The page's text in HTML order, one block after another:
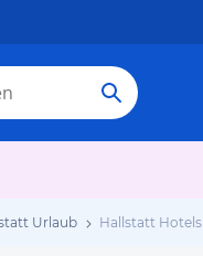
Urlaub Hallstatt Hotels